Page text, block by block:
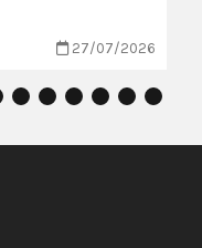
27/07/2026